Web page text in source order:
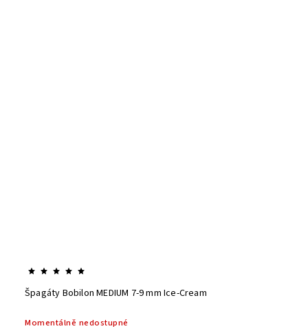
Špagáty Bobilon MEDIUM 7-9 mm Ice-Cream
Momentálně nedostupné